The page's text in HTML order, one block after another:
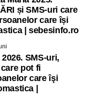
și SMS-uri care
care își
| sebesinfo.ro
SMS-uri,
pot fi
care îşi
|